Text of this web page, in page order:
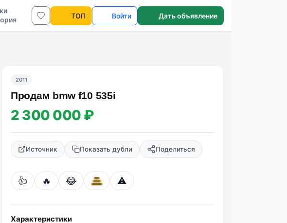
ТОП Войти Дать объявление
2011
Продам bmw f10 535i
2 300 000 ₽
Источник Показать дубли Поделиться
👍 🔥 😂 ⚠️
Характеристики